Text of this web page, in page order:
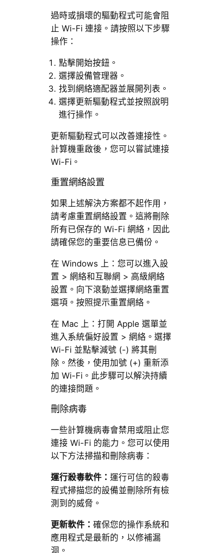
過時或損壞的驅動程式可能會阻
止 Wi-Fi 連接。請按照以下步驟
操作：
點擊開始按鈕。
選擇設備管理器。
找到網絡適配器並展開列表。
選擇更新驅動程式並按照說明
進行操作。
更新驅動程式可以改善連接性。
計算機重啟後，您可以嘗試連接
Wi-Fi。
重置網絡設置
如果上述解決方案都不起作用，
請考慮重置網絡設置。這將刪除
所有已保存的 Wi-Fi 網絡，因此
請確保您的重要信息已備份。
在 Windows 上：您可以進入設
置 > 網絡和互聯網 > 高級網絡
設置。向下滾動並選擇網絡重置
選項。按照提示重置網絡。
在 Mac 上：打開 Apple 選單並
進入系統偏好設置 > 網絡。選擇
Wi-Fi 並點擊減號 (-) 將其刪
除。然後，使用加號 (+) 重新添
加 Wi-Fi。此步驟可以解決持續
的連接問題。
刪除病毒
一些計算機病毒會禁用或阻止您
連接 Wi-Fi 的能力。您可以使用
以下方法掃描和刪除病毒：
運行殺毒軟件： 運行可信的殺毒
程式掃描您的設備並刪除所有檢
測到的威脅。
更新軟件： 確保您的操作系統和
應用程式是最新的，以修補漏
洞。